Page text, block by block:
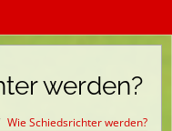
werden?
Wie Schiedsrichter werden?